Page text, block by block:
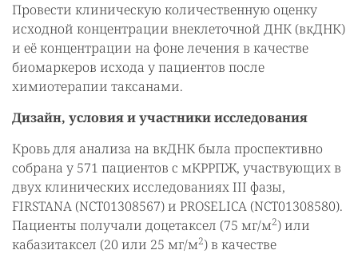
Провести клиническую количественную оценку
исходной концентрации внеклеточной ДНК (вкДНК)
и её концентрации на фоне лечения в качестве
биомаркеров исхода у пациентов после
химиотерапии таксанами.
Дизайн, условия и участники исследования
Кровь для анализа на вкДНК была проспективно
собрана у 571 пациентов с мКРРПЖ, участвующих в
двух клинических исследованиях III фазы,
FIRSTANA (NCT01308567) и PROSELICA (NCT01308580).
Пациенты получали доцетаксел (75 мг/м2) или
кабазитаксел (20 или 25 мг/м2) в качестве